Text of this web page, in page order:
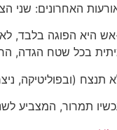
האחרונים: שני
היא הפוגה בלבד,
בכל שטח הגדה,
תנצח (ובפוליטיקה,
תמרור, המצביע